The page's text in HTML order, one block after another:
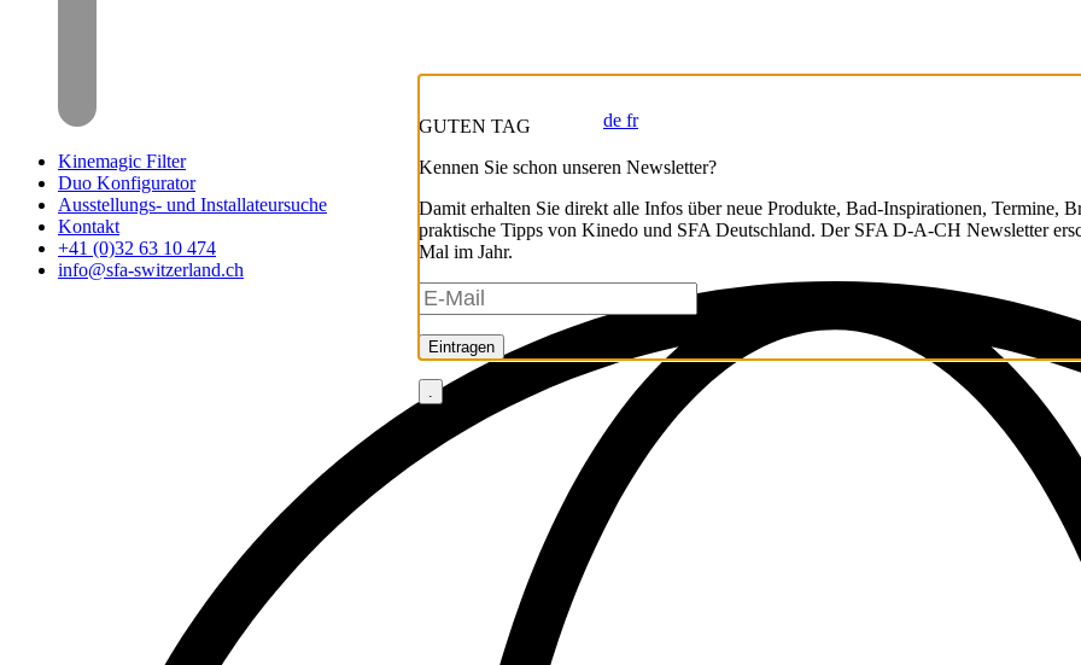
de fr
Kinemagic Filter
Duo Konfigurator
Ausstellungs- und Installateursuche
Kontakt
+41 (0)32 63 10 474
info@sfa-switzerland.ch
GUTEN TAG
Kennen Sie schon unseren Newsletter?
Damit erhalten Sie direkt alle Infos über neue Produkte, Bad-Inspirationen, Termine,
praktische Tipps von Kinedo und SFA Deutschland. Der SFA D-A-CH Newsletter
Mal im Jahr.
Eintragen